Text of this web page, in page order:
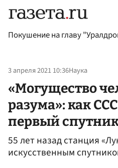
Покушение на главу
3 апреля 2021 10:36Наука
«Могущество
разума»: как
первый
55 лет назад станция
искусственным